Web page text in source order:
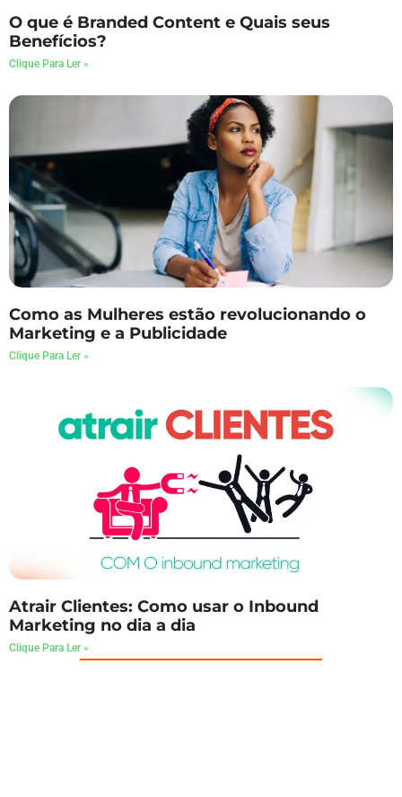
O que é Branded Content e Quais seus
Benefícios?
Clique Para Ler »
Como as Mulheres estão revolucionando o
Marketing e a Publicidade
Clique Para Ler »
Atrair Clientes: Como usar o Inbound
Marketing no dia a dia
Clique Para Ler »